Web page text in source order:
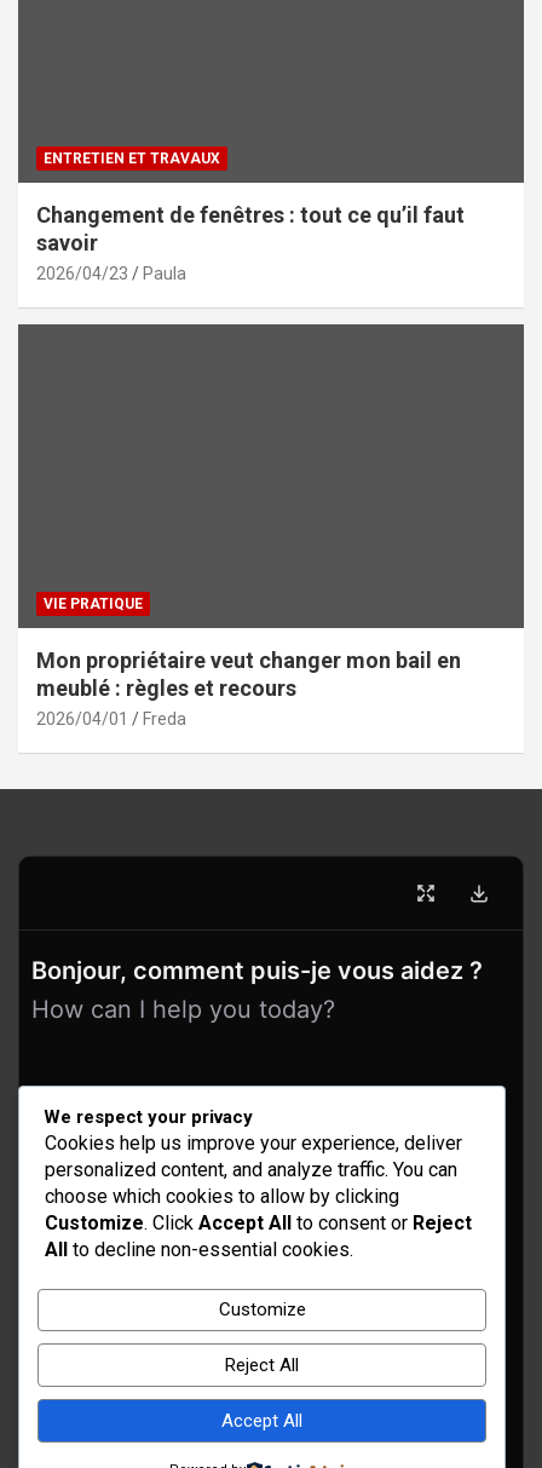
ENTRETIEN ET TRAVAUX
Changement de fenêtres : tout ce qu’il faut
savoir
2026/04/23 Paula
VIE PRATIQUE
Mon propriétaire veut changer mon bail en
meublé : règles et recours
2026/04/01 Freda
Bonjour, comment puis-je vous aidez ?
How can I help you today?
Idées d’aménagement et déco
Conseil bricolage et jardinage
Choix d'outillage et de matériaux
We respect your privacy
Cookies help us improve your experience, deliver
personalized content, and analyze traffic. You can
choose which cookies to allow by clicking
Customize. Click Accept All to consent or Reject
All to decline non-essential cookies.
Customize
Reject All
Accept All